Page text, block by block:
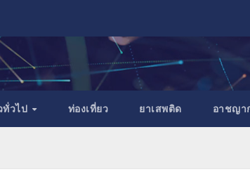
ทั่วไป ท่องเที่ยว ยาเสพติด อาชญา